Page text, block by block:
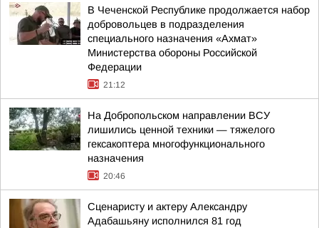
В Чеченской Республике продолжается набор
добровольцев в подразделения
специального назначения «Ахмат»
Министерства обороны Российской
Федерации
21:12
На Добропольском направлении ВСУ
лишились ценной техники — тяжелого
гексакоптера многофункционального
назначения
20:46
Сценаристу и актеру Александру
Адабашьяну исполнился 81 год